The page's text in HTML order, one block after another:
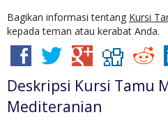
Bagikan informasi tentang Kursi
kepada teman atau kerabat Anda.
Deskripsi Kursi Tamu
Mediteranian